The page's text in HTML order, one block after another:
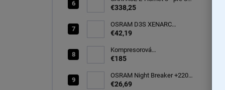
elektro/bicykle
€338,25
OSRAM D3S XENARC
ORIGINAL SPARE 35W
€42,19
Kompresorová
autochladnička 25 litrov, -20C
€185
OSRAM Night Breaker +220%
H7 PX26d 12V 55W BOX
€26,69